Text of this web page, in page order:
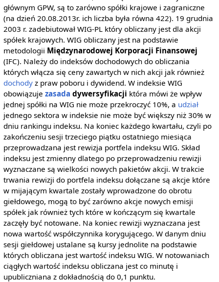
głównym GPW, są to zarówno spółki krajowe i zagraniczne
(na dzień 20.08.2013r. ich liczba była równa 422). 19 grudnia
2003 r. zadebiutował WIG-PL który obliczany jest dla akcji
spółek krajowych. WIG obliczany jest na podstawie
metodologii Międzynarodowej Korporacji Finansowej
(IFC). Należy do indeksów dochodowych do obliczania
których włącza się ceny zawartych w nich akcji jak również
dochodyz praw poboru i dywidend. W indeksie WIG
obowiązuje zasada dywersyfikacji która mówi że wpływ
jednej spółki na WIG nie może przekroczyć 10%, a udział
jednego sektora w indeksie nie może być większy niż 30% w
dniu rankingu indeksu. Na koniec każdego kwartału, czyli po
zakończeniu sesji trzeciego piątku ostatniego miesiąca
przeprowadzana jest rewizja portfela indeksu WIG. Skład
indeksu jest zmienny dlatego po przeprowadzeniu rewizji
wyznaczane są wielkości nowych pakietów akcji. W trakcie
trwania rewizji do portfela indeksu dołączane są akcje które
w mijającym kwartale zostały wprowadzone do obrotu
giełdowego, mogą to być zarówno akcje nowych emisji
spółek jak również tych które w kończącym się kwartale
zaczęły być notowane. Na koniec rewizji wyznaczana jest
nowa wartość współczynnika korygującego. W danym dniu
sesji giełdowej ustalane są kursy jednolite na podstawie
których obliczana jest wartość indeksu WIG. W notowaniach
ciągłych wartość indeksu obliczana jest co minutę i
upubliczniana z dokładnością do 0,1 punktu.